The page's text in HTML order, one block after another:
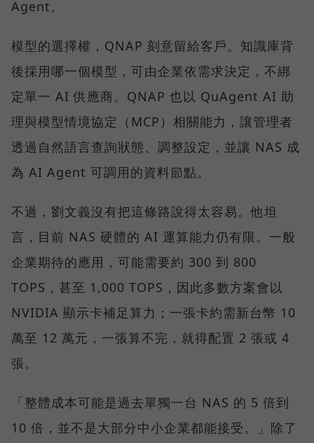
Agent。
模型的選擇權，QNAP 刻意留給客戶。知識庫背
後採用哪一個模型，可由企業依需求決定，不綁
定單一 AI 供應商。QNAP 也以 QuAgent AI 助
理與模型情境協定（MCP）相關能力，讓管理者
透過自然語言查詢狀態、調整設定，並讓 NAS 成
為 AI Agent 可調用的資料節點。
不過，劉文義沒有把這條路說得太容易。他坦
言，目前 NAS 硬體的 AI 運算能力仍有限。一般
企業期待的應用，可能需要約 300 到 800
TOPS，甚至 1,000 TOPS，因此多數方案會以
NVIDIA 顯示卡補足算力；一張卡約需新台幣 10
萬至 12 萬元，一張算不完，就得配置 2 張或 4
張。
「整體成本可能是過去單獨一台 NAS 的 5 倍到
10 倍，並不是大部分中小企業都能接受。」除了